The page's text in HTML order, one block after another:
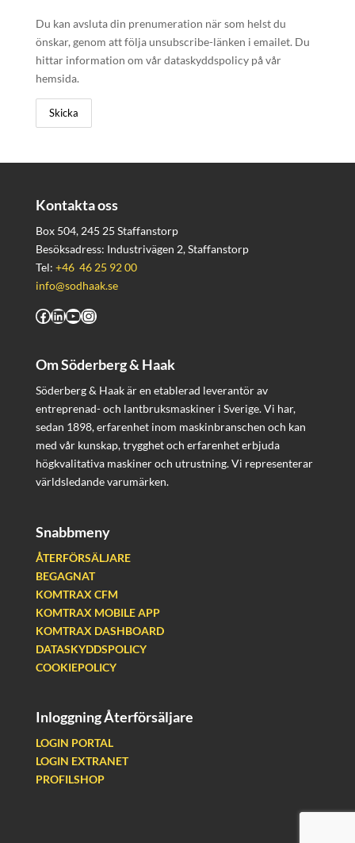
Du kan avsluta din prenumeration när som helst du
önskar, genom att följa unsubscribe-länken i emailet. Du
hittar information om vår dataskyddspolicy på vår
hemsida.
Kontakta oss
Box 504, 245 25 Staffanstorp
Besöksadress: Industrivägen 2, Staffanstorp
Tel: +46 46 25 92 00
info@sodhaak.se
Facebook
LinkedIn
YouTube
Instagram
Om Söderberg & Haak
Söderberg & Haak är en etablerad leverantör av
entreprenad- och lantbruksmaskiner i Sverige. Vi har,
sedan 1898, erfarenhet inom maskinbranschen och kan
med vår kunskap, trygghet och erfarenhet erbjuda
högkvalitativa maskiner och utrustning. Vi representerar
världsledande varumärken.
Snabbmeny
ÅTERFÖRSÄLJARE
BEGAGNAT
KOMTRAX CFM
KOMTRAX MOBILE APP
KOMTRAX DASHBOARD
DATASKYDDSPOLICY
COOKIEPOLICY
Inloggning Återförsäljare
LOGIN PORTAL
LOGIN EXTRANET
PROFILSHOP